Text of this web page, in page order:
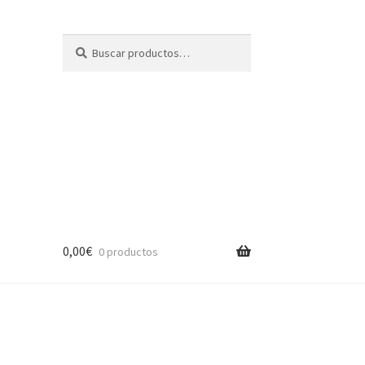
por:
0,00€ 0 productos